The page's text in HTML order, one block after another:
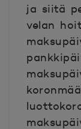
ja siitä
velan